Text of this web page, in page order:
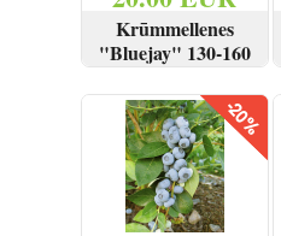
Krūmmellenes
"Bluejay" 130-160
cm
SKATĪT PIRKT